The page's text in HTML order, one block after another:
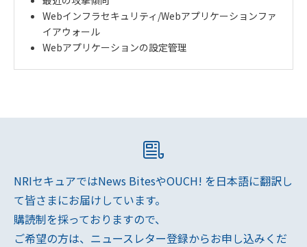
Webインフラセキュリティ /Webアプリケーションファ
イアウォール
Webアプリケーションの設定管理
NRIセキュアではNews BitesやOUCH! を日本語に翻訳し
て皆さまにお届けしています。
購読制を採っておりますので、
ご希望の方は、ニュースレター登録からお申し込みくだ